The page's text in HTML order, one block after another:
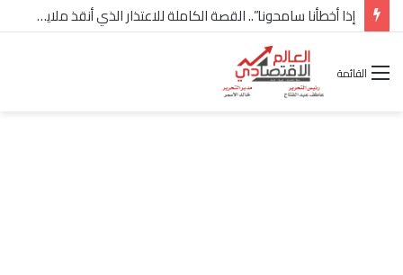
شركة “Scope Developments” تعلن تولي أحمد كمال عيسى منصب الرئيس التنفيذي للقطاع التجاري
القائمة